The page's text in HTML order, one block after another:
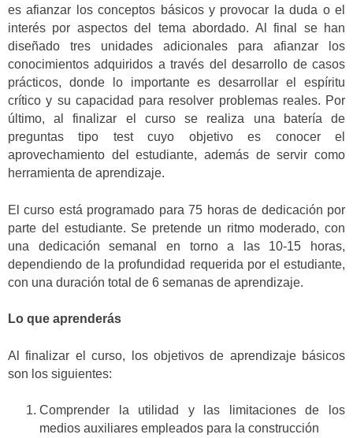
es afianzar los conceptos básicos y provocar la duda o el
interés por aspectos del tema abordado. Al final se han
diseñado tres unidades adicionales para afianzar los
conocimientos adquiridos a través del desarrollo de casos
prácticos, donde lo importante es desarrollar el espíritu
crítico y su capacidad para resolver problemas reales. Por
último, al finalizar el curso se realiza una batería de
preguntas tipo test cuyo objetivo es conocer el
aprovechamiento del estudiante, además de servir como
herramienta de aprendizaje.
El curso está programado para 75 horas de dedicación por
parte del estudiante. Se pretende un ritmo moderado, con
una dedicación semanal en torno a las 10-15 horas,
dependiendo de la profundidad requerida por el estudiante,
con una duración total de 6 semanas de aprendizaje.
Lo que aprenderás
Al finalizar el curso, los objetivos de aprendizaje básicos
son los siguientes:
Comprender la utilidad y las limitaciones de los
medios auxiliares empleados para la construcción